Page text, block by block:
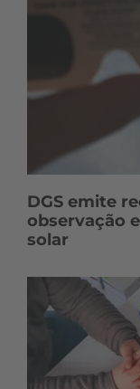
DGS emite
observação
solar